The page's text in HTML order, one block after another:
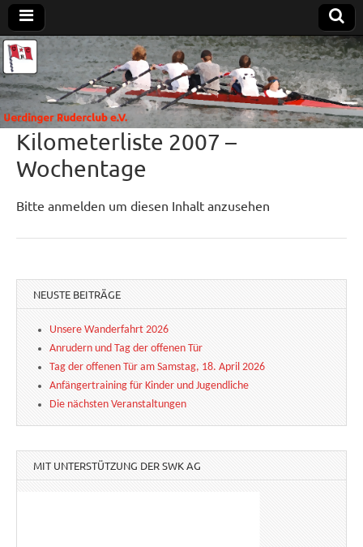
Uerdinger
Ruderclub
e.V.
Rudern in
Krefeld-
Uerdingen
Kilometerliste 2007 –
Wochentage
Bitte anmelden um diesen Inhalt anzusehen
NEUSTE BEITRÄGE
Unsere Wanderfahrt 2026
Anrudern und Tag der offenen Tür
Tag der offenen Tür am Samstag, 18. April 2026
Anfängertraining für Kinder und Jugendliche
Die nächsten Veranstaltungen
MIT UNTERSTÜTZUNG DER SWK AG